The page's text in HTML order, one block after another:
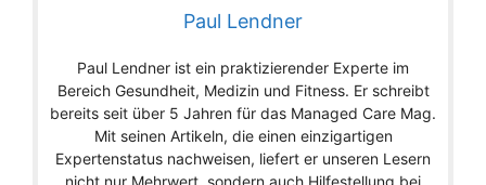
Paul Lendner ist ein praktizierender Experte im
bereits seit über 5 Jahren für das Managed Care Mag.
Mit seinen Artikeln, die einen einzigartigen
Expertenstatus nachweisen, liefert er unseren Lesern
nicht nur Mehrwert, sondern auch Hilfestellung bei
ihren Problemen.